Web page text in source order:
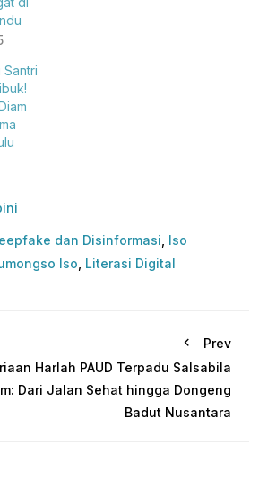
Santri
dan Disinformasi Iso
Iso Literasi Digital
Prev
Harlah PAUD Terpadu Salsabila
Dari Jalan Sehat hingga Dongeng
Badut Nusantara